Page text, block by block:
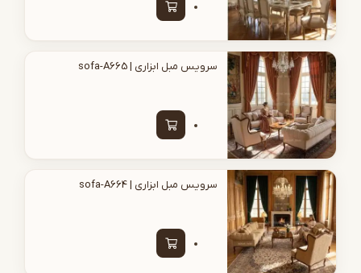
سرویس مبل ابزاری | sofa-A665
سرویس مبل ابزاری | sofa-A664